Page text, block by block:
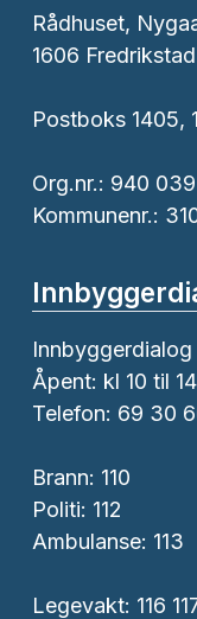
Rådhuset,
1606 Fredrikstad
Postboks 1405,
Org.nr.: 940
Kommunenr.:
Innbyggerdialog
Åpent: kl 10 til 14
Telefon: 69 30
Brann: 110
Politi: 112
Ambulanse: 113
Legevakt: 116